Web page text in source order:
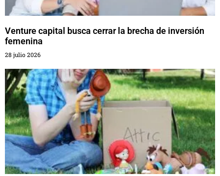
Venture capital busca cerrar la brecha de inversión
femenina
28 julio 2026